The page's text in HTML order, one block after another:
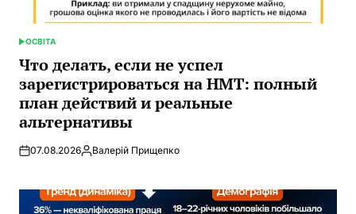
ОПУБЛИКОВАНО
В
ОСВІТА
Что делать, если не успел
зарегистрироваться на НМТ: полный
план действий и реальные
альтернативы
07.08.2026Запись
Валерій Прищепко